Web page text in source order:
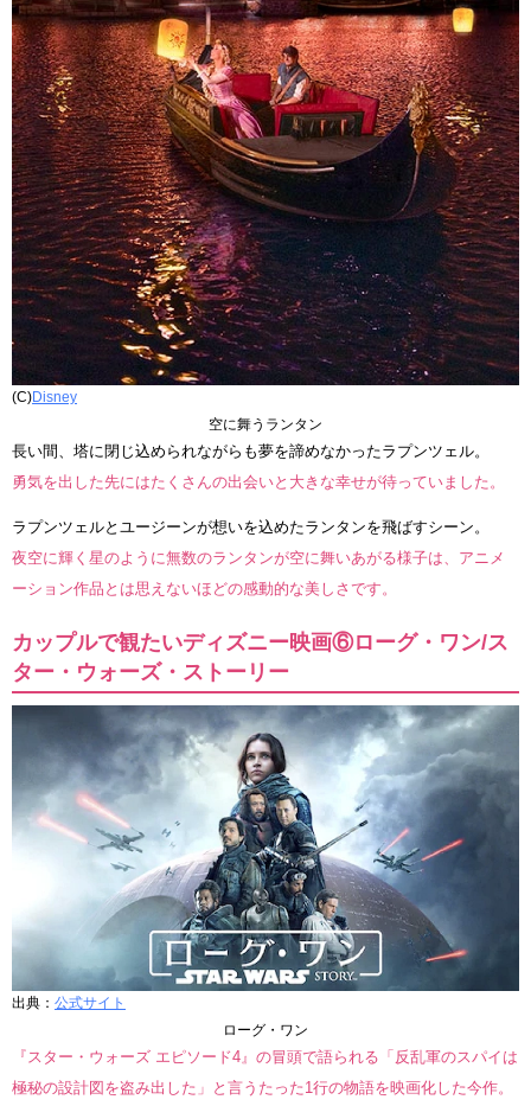
(C)Disney
空に舞うランタン
長い間、塔に閉じ込められながらも夢を諦めなかったラプンツェル。
勇気を出した先にはたくさんの出会いと大きな幸せが待っていました。
ラプンツェルとユージーンが想いを込めたランタンを飛ばすシーン。
夜空に輝く星のように無数のランタンが空に舞いあがる様子は、アニメ
ーション作品とは思えないほどの感動的な美しさです。
カップルで観たいディズニー映画⑥ローグ・ワン/ス
ター・ウォーズ・ストーリー
出典： 公式サイト
ローグ・ワン
『スター・ウォーズ エピソード4』の冒頭で語られる「反乱軍のスパイは
極秘の設計図を盗み出した」と言うたった1行の物語を映画化した今作。